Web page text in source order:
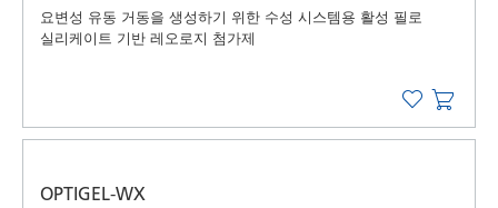
요변성 유동 거동을 생성하기 위한 수성 시스템용 활성 필로
실리케이트 기반 레오로지 첨가제
OPTIGEL-WX